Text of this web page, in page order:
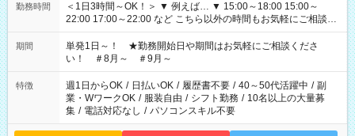
勤務時間
＜1日3時間～OK！＞ ▼ 例えば… ▼ 15:00～18:00 15:00～
22:00 17:00～22:00 など こちら以外の時間もお気軽にご相談く
ださい！
期間
単発1日～！ ★勤務開始日や期間はお気軽にご相談くださ
い！ ＃8月～ ＃9月～
特徴 週1日からOK / 日払いOK / 履歴書不要 / 40～50代活躍中 / 副
業・WワークOK / 服装自由 / シフト勤務 / 10名以上の大量募
集 / 電話対応なし / パソコンスキル不要